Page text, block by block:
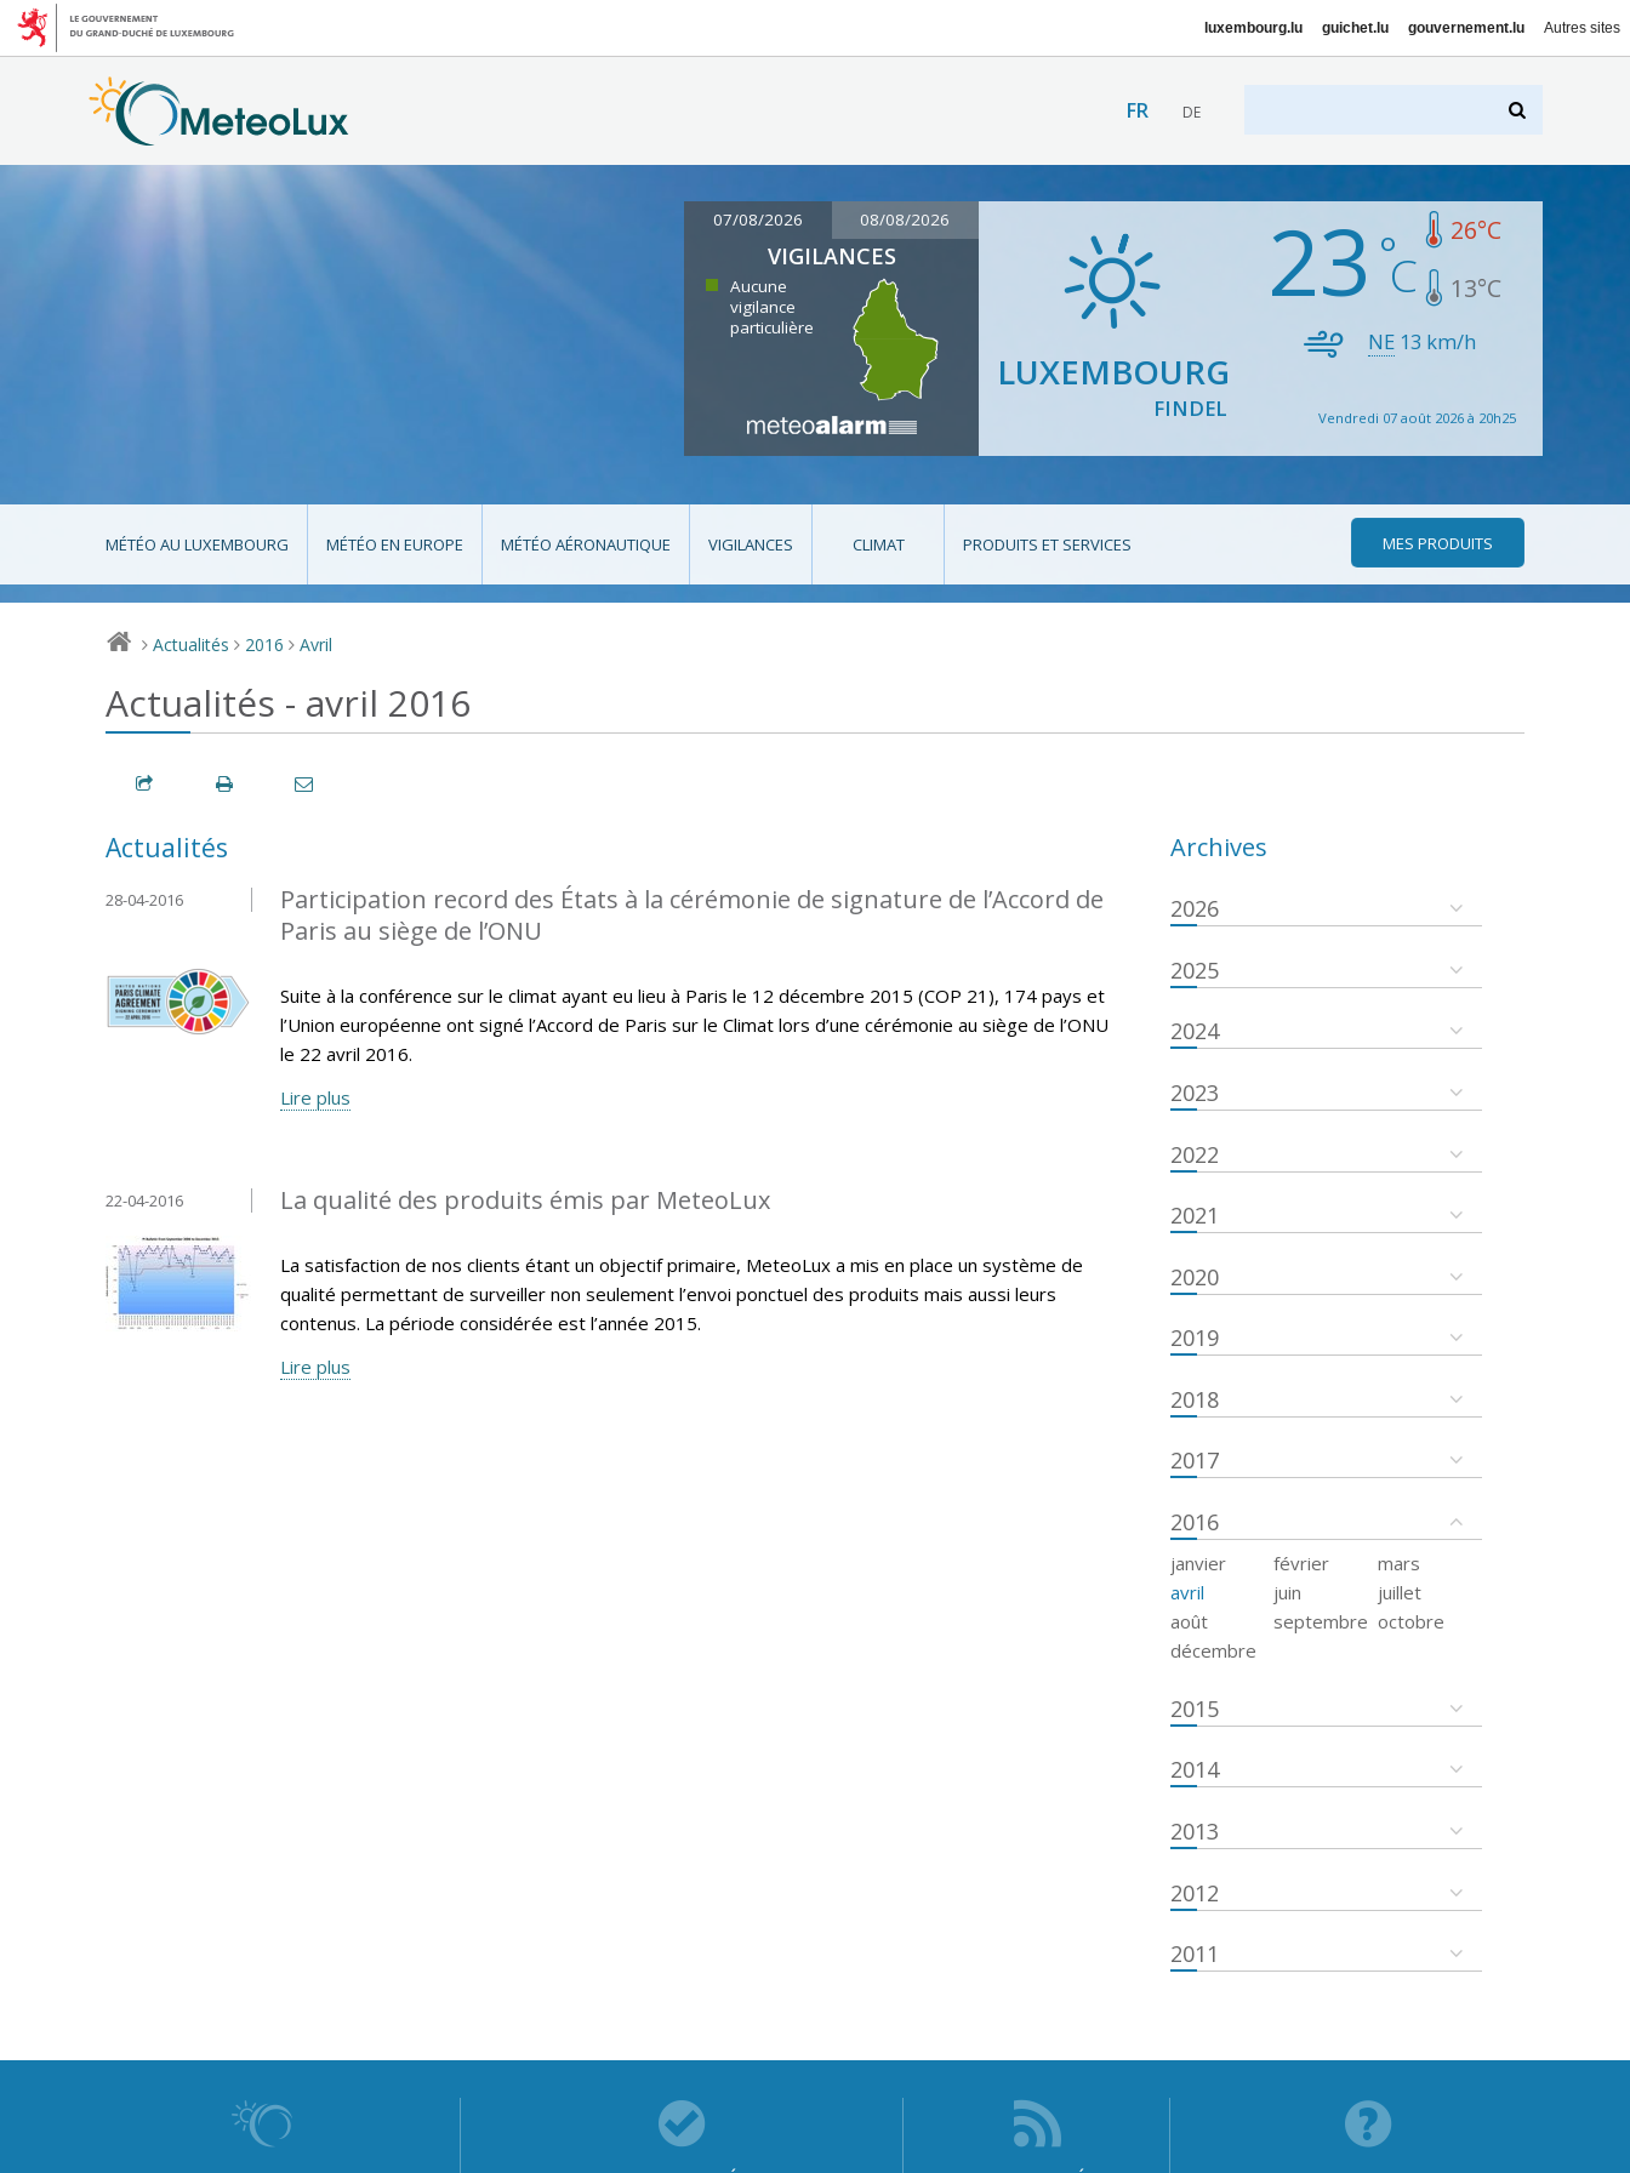
luxembourg.lu guichet.lu gouvernement.lu Autres sites
FR DE
07/08/2026 08/08/2026
VIGILANCES
Aucune
vigilance
particulière
LUXEMBOURG
FINDEL
23 26°C
13°C
NE 13 km/h
Vendredi 07 août 2026 à 20h25
MÉTÉO AU LUXEMBOURG MÉTÉO EN EUROPE MÉTÉO AÉRONAUTIQUE VIGILANCES CLIMAT PRODUITS ET SERVICES MES PRODUITS
> Actualités > 2016 > Avril
Actualités - avril 2016
Actualités
Participation record des États à la cérémonie de signature de l’Accord de
Paris au siège de l’ONU
28-04-2016
Suite à la conférence sur le climat ayant eu lieu à Paris le 12 décembre 2015 (COP 21), 174 pays et
l’Union européenne ont signé l’Accord de Paris sur le Climat lors d’une cérémonie au siège de l’ONU
le 22 avril 2016.
Lire plus
La qualité des produits émis par MeteoLux
22-04-2016
La satisfaction de nos clients étant un objectif primaire, MeteoLux a mis en place un système de
qualité permettant de surveiller non seulement l’envoi ponctuel des produits mais aussi leurs
contenus. La période considérée est l’année 2015.
Lire plus
Archives
2026
2025
2024
2023
2022
2021
2020
2019
2018
2017
2016
janvier février
mars
avril
juin
juillet
août
septembre octobre
décembre
2015
2014
2013
2012
2011